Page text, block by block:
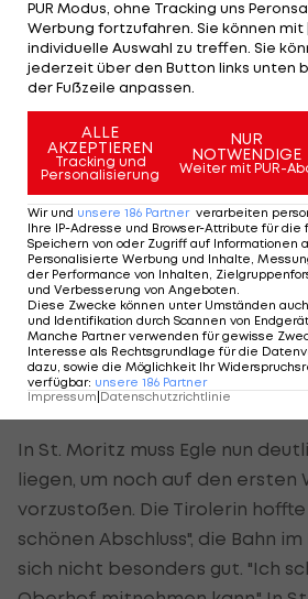
gegeben. Ich bin froh, dass es
ausgegangen ist", sagte die
meinte im ORF: "Madeleine ist
Sie ist in Top-Form. Es bleibt
uns."
Egle hatte bereits die
Yanqing sowie in Altenberg,
zuletzt in Sigulda gewonnen.
übertraf in Oberhof die
Rekordmarke von Angelika
Großtante hatte Anfang der
in einer Saison im Weltcup
holte Schafferer den
In St. Moritz muss Egle nun
liegen, um noch auf den ersten
vorzustoßen. Die Tirolerin
schönen Abschluss", die Bahn
sich nicht besonders gut. "Ich
PUR Modus, ohne Tracking uns
Werbung fortzufahren. Sie können
individuelle Auswahl zu treffen. Sie
jederzeit über den Button links unten
der Fußzeile anpassen.
ALLE
AKZEPTIEREN
Tracking und
Personalisierung
NUR
NOTWENDIGE
Weiter mit PUR-
Wir und unsere 186 Partner verarbeiten
Ihre IP-Adresse und Browser-Attribute für die
Speichern von oder Zugriff auf Informationen
Personalisierte Werbung und Inhalte,
der Performance von Inhalten,
und Verbesserung von Angeboten.
Diese Zwecke können unter Umständen auch
und Identifikation durch Scannen von
Manche Partner verwenden für gewisse
Interesse als Rechtsgrundlage für die
dazu, sowie die Möglichkeit Ihr
verfügbar: unsere 186 Partner
Impressum Datenschutzrichtlinie